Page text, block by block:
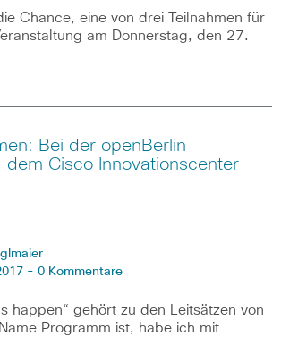
Chance, eine von drei Teilnahmen für
am Donnerstag, den 27.
Bei der openBerlin
dem Cisco Innovationscenter –
- 0 Kommentare
happen“ gehört zu den Leitsätzen von
Programm ist, habe ich mit